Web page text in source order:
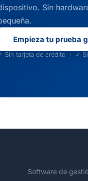
Sin
Empieza tu prueba
Sin tarjeta de crédito · ✓
Software de